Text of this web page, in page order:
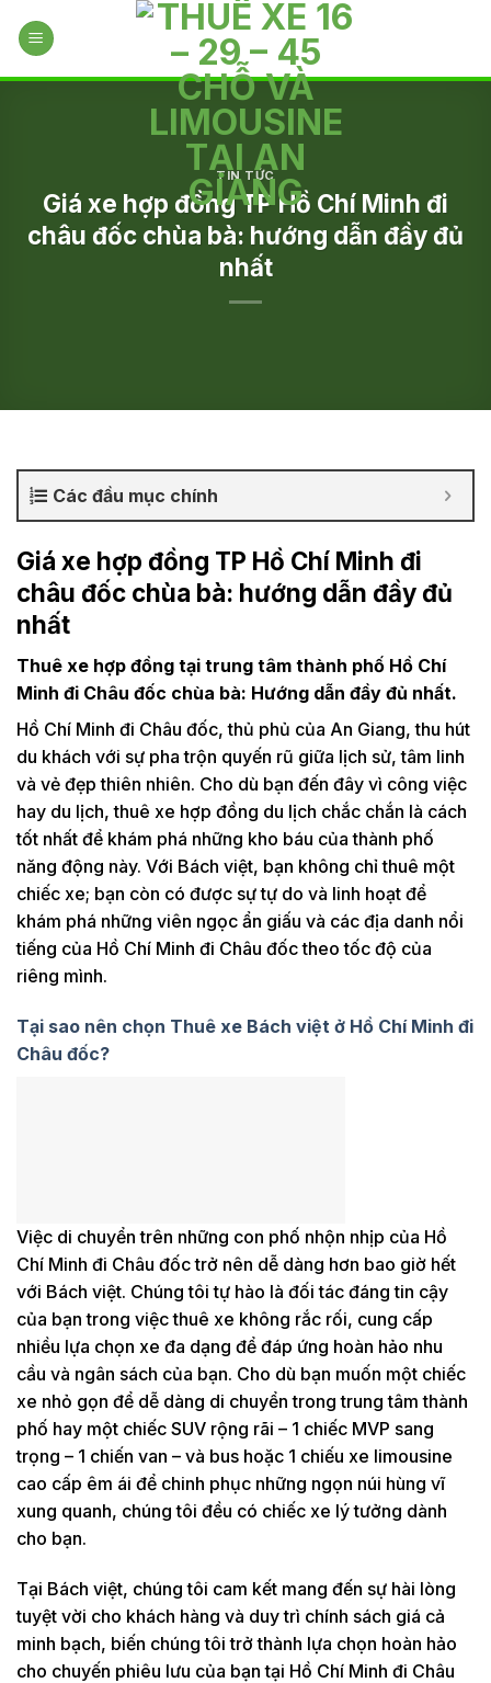
TIN TỨC
Giá xe hợp đồng TP Hồ Chí Minh đi
châu đốc chùa bà: hướng dẫn đầy đủ
nhất
Các đầu mục chính
Giá xe hợp đồng TP Hồ Chí Minh đi
châu đốc chùa bà: hướng dẫn đầy đủ
nhất
Thuê xe hợp đồng tại trung tâm thành phố Hồ Chí
Minh đi Châu đốc chùa bà: Hướng dẫn đầy đủ nhất.
Hồ Chí Minh đi Châu đốc, thủ phủ của An Giang, thu hút
du khách với sự pha trộn quyến rũ giữa lịch sử, tâm linh
và vẻ đẹp thiên nhiên. Cho dù bạn đến đây vì công việc
hay du lịch, thuê xe hợp đồng du lịch chắc chắn là cách
tốt nhất để khám phá những kho báu của thành phố
năng động này. Với Bách việt, bạn không chỉ thuê một
chiếc xe; bạn còn có được sự tự do và linh hoạt để
khám phá những viên ngọc ẩn giấu và các địa danh nổi
tiếng của Hồ Chí Minh đi Châu đốc theo tốc độ của
riêng mình.
Tại sao nên chọn Thuê xe Bách việt ở Hồ Chí Minh đi
Châu đốc?
Việc di chuyển trên những con phố nhộn nhịp của Hồ
Chí Minh đi Châu đốc trở nên dễ dàng hơn bao giờ hết
với Bách việt. Chúng tôi tự hào là đối tác đáng tin cậy
của bạn trong việc thuê xe không rắc rối, cung cấp
nhiều lựa chọn xe đa dạng để đáp ứng hoàn hảo nhu
cầu và ngân sách của bạn. Cho dù bạn muốn một chiếc
xe nhỏ gọn để dễ dàng di chuyển trong trung tâm thành
phố hay một chiếc SUV rộng rãi – 1 chiếc MVP sang
trọng – 1 chiến van – và bus hoặc 1 chiếu xe limousine
cao cấp êm ái để chinh phục những ngọn núi hùng vĩ
xung quanh, chúng tôi đều có chiếc xe lý tưởng dành
cho bạn.
Tại Bách việt, chúng tôi cam kết mang đến sự hài lòng
tuyệt vời cho khách hàng và duy trì chính sách giá cả
minh bạch, biến chúng tôi trở thành lựa chọn hoàn hảo
cho chuyến phiêu lưu của bạn tại Hồ Chí Minh đi Châu